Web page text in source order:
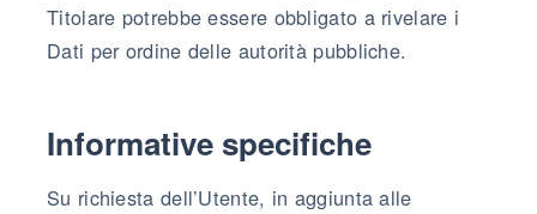
Titolare potrebbe essere obbligato a rivelare i
Dati per ordine delle autorità pubbliche.
Informative specifiche
Su richiesta dell’Utente, in aggiunta alle